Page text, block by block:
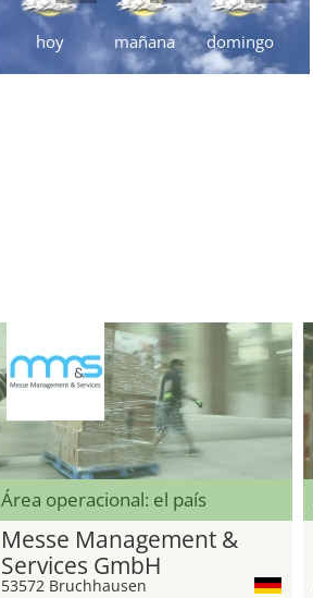
hoy mañana domingo
Área operacional: el país
Messe Management &
Services GmbH
53572 Bruchhausen